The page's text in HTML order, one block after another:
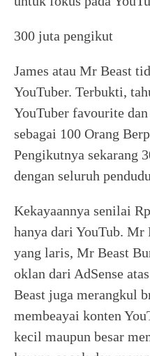
300 juta pengikut
James atau Mr Beast
YouTuber. Terbukti,
YouTuber favourite
sebagai 100 Orang
Pengikutnya sekarang
dengan seluruh
Kekayaannya senilai
hanya dari YouTub. Mr
yang laris, Mr Beast
oklan dari AdSense
Beast juga merangkul
membeayai konten
kecil maupun besar